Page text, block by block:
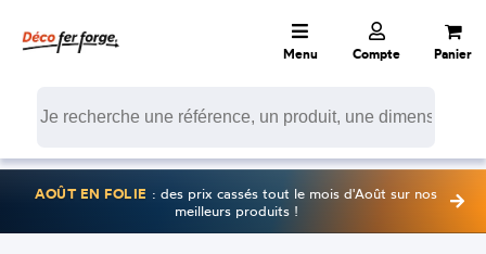
Menu Compte Panier
AOÛT EN FOLIE : des prix cassés tout le mois d'Août sur nos
meilleurs produits !